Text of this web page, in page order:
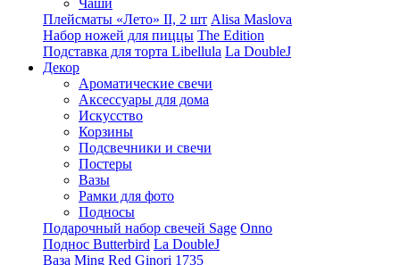
Чаши
Плейсматы «Лето» II, 2 шт Alisa Maslova
Набор ножей для пиццы The Edition
Подставка для торта Libellula La DoubleJ
Декор
Ароматические свечи
Аксессуары для дома
Искусство
Корзины
Подсвечники и свечи
Постеры
Вазы
Рамки для фото
Подносы
Подарочный набор свечей Sage Onno
Поднос Butterbird La DoubleJ
Ваза Ming Red Ginori 1735